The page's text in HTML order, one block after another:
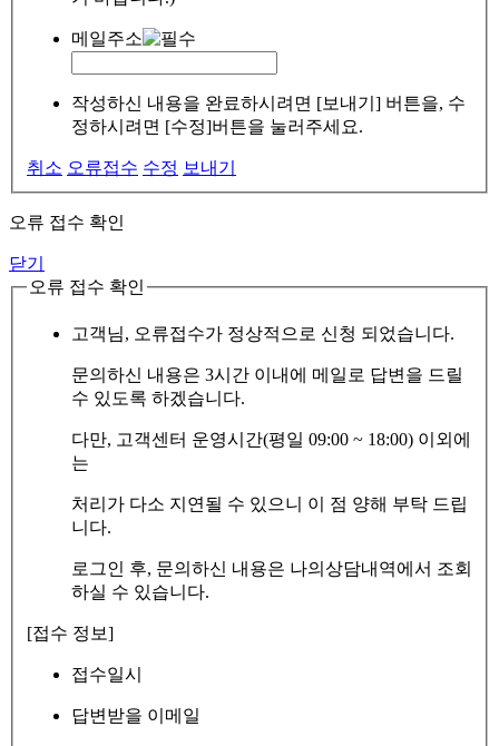
메일주소
작성하신 내용을 완료하시려면 [보내기] 버튼을, 수
정하시려면 [수정]버튼을 눌러주세요.
취소 오류접수 수정 보내기
오류 접수 확인
닫기
오류 접수 확인
고객님, 오류접수가 정상적으로 신청 되었습니다.
문의하신 내용은 3시간 이내에 메일로 답변을 드릴
수 있도록 하겠습니다.
다만, 고객센터 운영시간(평일 09:00 ~ 18:00) 이외에
는
처리가 다소 지연될 수 있으니 이 점 양해 부탁 드립
니다.
로그인 후, 문의하신 내용은 나의상담내역에서 조회
하실 수 있습니다.
[접수 정보]
접수일시
답변받을 이메일